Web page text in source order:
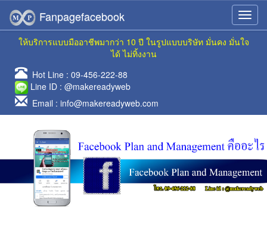
Fanpagefacebook
ให้บริการแบบมืออาชีพมากว่า 10 ปี ในรูปแบบบริษัท มั่นคง มั่นใจ
ได้ ไม่ทิ้งงาน
Hot Line : 09-456-222-88
Line ID : @makereadyweb
Email : info@makereadyweb.com